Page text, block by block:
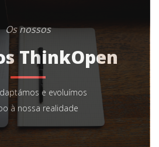
Os nossos
ThinkOpen
e evoluímos
à nossa realidade